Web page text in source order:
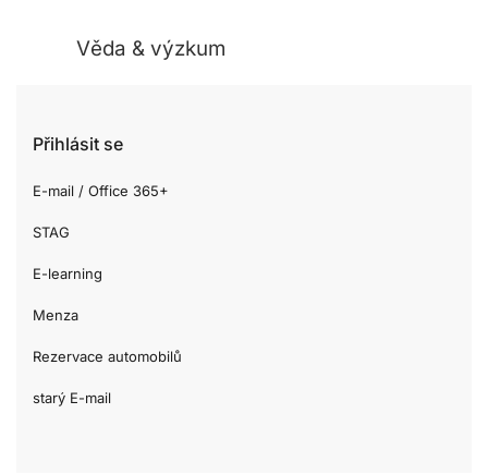
Věda & výzkum
Přihlásit se
E-mail / Office 365+
STAG
E-learning
Menza
Rezervace automobilů
starý E-mail